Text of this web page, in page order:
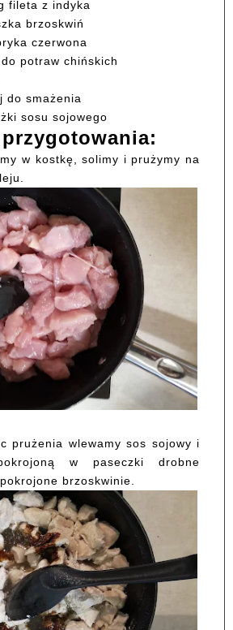
fileta z indyka
brzoskwiń
czerwona
potraw chińskich
do smażenia
sosu sojowego
w kostkę, solimy i prużymy na
prużenia wlewamy sos sojowy i
w paseczki drobne
brzoskwinie.